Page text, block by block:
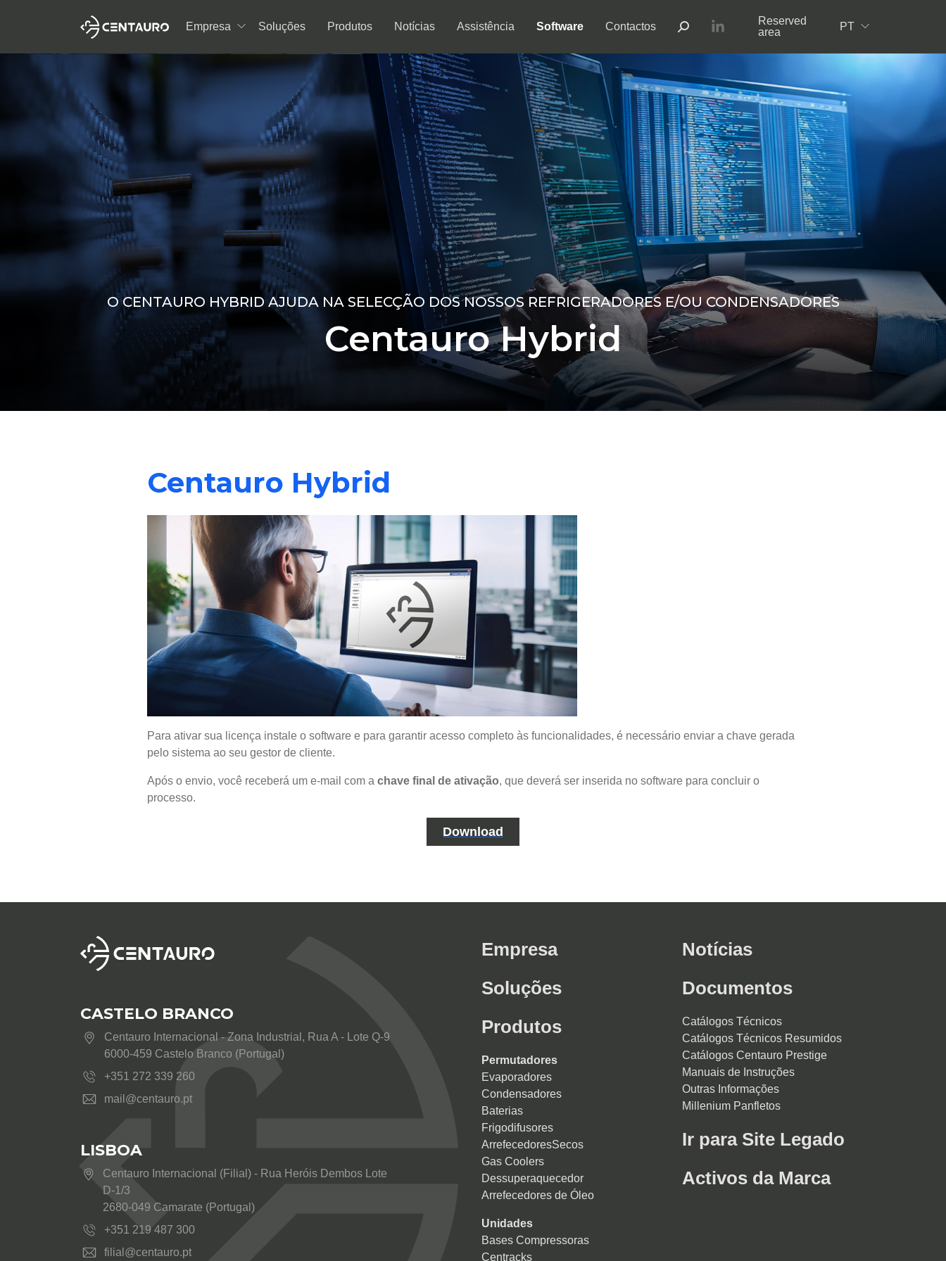
Saltar para o conteúdo principal da página
Empresa
Expandir menu
Soluções Produtos Notícias Assistência Software Contactos
Reserved
area
PT Expandir menu
O CENTAURO HYBRID AJUDA NA SELECÇÃO DOS NOSSOS REFRIGERADORES E/OU CONDENSADORES
Centauro Hybrid
Centauro Hybrid
Para ativar sua licença instale o software e para garantir acesso completo às funcionalidades, é necessário enviar a chave gerada
pelo sistema ao seu gestor de cliente.
Após o envio, você receberá um e-mail com a chave final de ativação, que deverá ser inserida no software para concluir o
processo.
Download
CASTELO BRANCO
Centauro Internacional - Zona Industrial, Rua A - Lote Q-9
6000-459 Castelo Branco (Portugal)
+351 272 339 260
mail@centauro.pt
LISBOA
Centauro Internacional (Filial) - Rua Heróis Dembos Lote
D-1/3
2680-049 Camarate (Portugal)
+351 219 487 300
filial@centauro.pt
Empresa
Soluções
Produtos
Permutadores
Evaporadores
Condensadores
Baterias
Frigodifusores
ArrefecedoresSecos
Gas Coolers
Dessuperaquecedor
Arrefecedores de Óleo
Unidades
Bases Compressoras
Centracks
Notícias
Documentos
Catálogos Técnicos
Catálogos Técnicos Resumidos
Catálogos Centauro Prestige
Manuais de Instruções
Outras Informações
Millenium Panfletos
Ir para Site Legado
Activos da Marca